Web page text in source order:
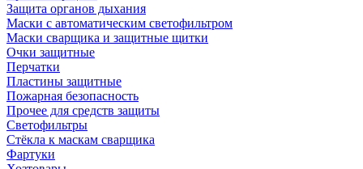
Защита органов дыхания
Маски с автоматическим светофильтром
Маски сварщика и защитные щитки
Очки защитные
Перчатки
Пластины защитные
Пожарная безопасность
Прочее для средств защиты
Светофильтры
Стёкла к маскам сварщика
Фартуки